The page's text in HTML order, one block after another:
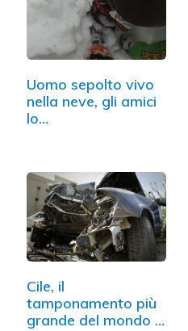
Uomo sepolto vivo
nella neve, gli amici
lo…
Cile, il
tamponamento più
grande del mondo o